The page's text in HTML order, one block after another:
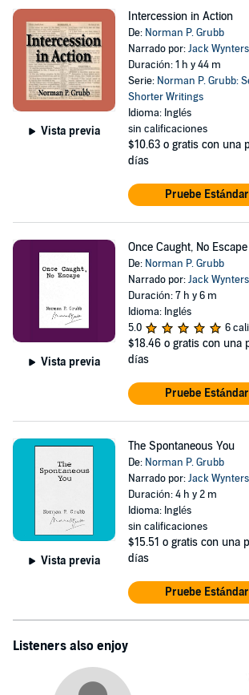
Vista previa
Intercession in Action
De: Norman P. Grubb
Narrado por:Jack Wynters
Duración: 1 h y 44 m
Serie: Norman P. Grubb:
Shorter Writings
Idioma: Inglés
sin calificaciones
$10.63 o gratis con una
días
Pruebe
Vista previa
Once Caught, No Escape
De: Norman P. Grubb
Narrado por:Jack Wynters
Duración: 7 h y 6 m
Idioma: Inglés
5.0
6
$18.46 o gratis con una
días
Pruebe
Vista previa
The Spontaneous You
De: Norman P. Grubb
Narrado por:Jack Wynters
Duración: 4 h y 2 m
Idioma: Inglés
sin calificaciones
$15.51 o gratis con una
días
Pruebe
Listeners also enjoy